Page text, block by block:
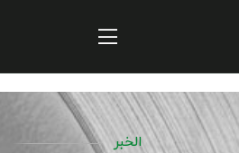
ارتباطات و توسعه برند سازمانی
سهامداران
الخبر